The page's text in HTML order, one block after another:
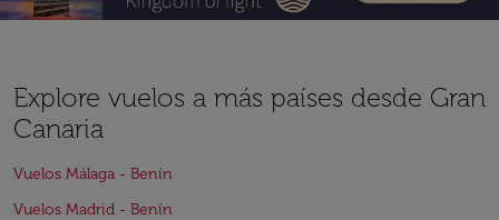
Explore vuelos a más países desde Gran
Canaria
Vuelos Málaga - Benín
Vuelos Madrid - Benín